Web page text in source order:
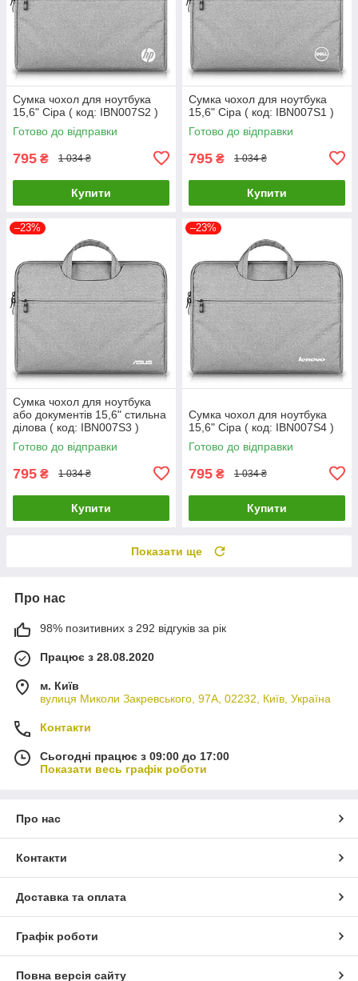
Сумка чохол для ноутбука
15,6" Сіра ( код: IBN007S2 )
Готово до відправки
795 ₴ 1 034 ₴
Купити
Сумка чохол для ноутбука
15,6" Сіра ( код: IBN007S1 )
Готово до відправки
795 ₴ 1 034 ₴
Купити
–23%
Сумка чохол для ноутбука
або документів 15,6" стильна
ділова ( код: IBN007S3 )
Готово до відправки
795 ₴ 1 034 ₴
Купити
–23%
Сумка чохол для ноутбука
15,6" Сіра ( код: IBN007S4 )
Готово до відправки
795 ₴ 1 034 ₴
Купити
Показати ще
Про нас
98% позитивних з 292 відгуків за рік
Працює з 28.08.2020
м. Київ
вулиця Миколи Закревського, 97А, 02232, Київ, Україна
Контакти
Сьогодні працює з 09:00 до 17:00
Показати весь графік роботи
Про нас
Контакти
Доставка та оплата
Графік роботи
Повна версія сайту